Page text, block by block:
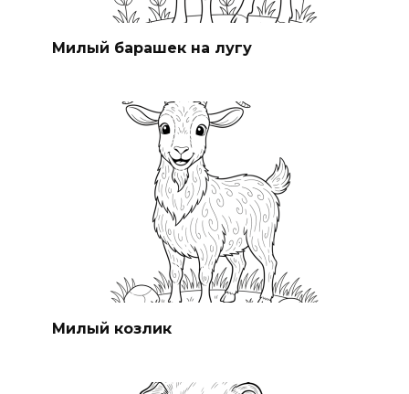
Милый барашек на лугу
Милый козлик